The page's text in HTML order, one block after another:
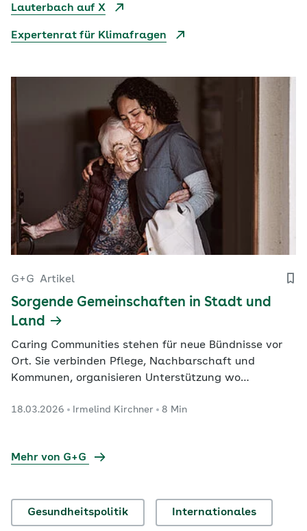
Lauterbach auf X
Expertenrat für Klimafragen
G+G Artikel
Sorgende Gemeinschaften in Stadt und
Land
Caring Communities stehen für neue Bündnisse vor
Ort. Sie verbinden Pflege, Nachbarschaft und
Kommunen, organisieren Unterstützung wo
erprobt werden.
18.03.2026 Irmelind Kirchner 8 Min
Mehr von G+G
Gesundheitspolitik Internationales